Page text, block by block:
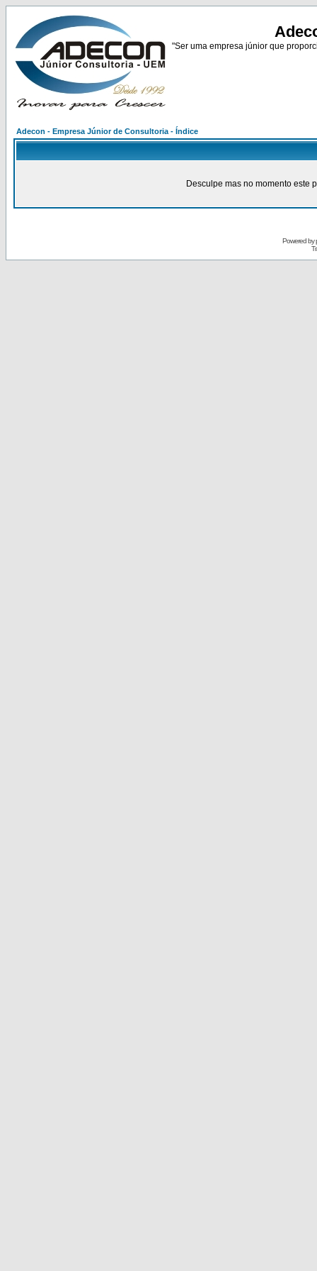
"Ser uma empresa júnior que
Adecon - Empresa Júnior de Consultoria - Índice
Desculpe mas no momento este
Powered by